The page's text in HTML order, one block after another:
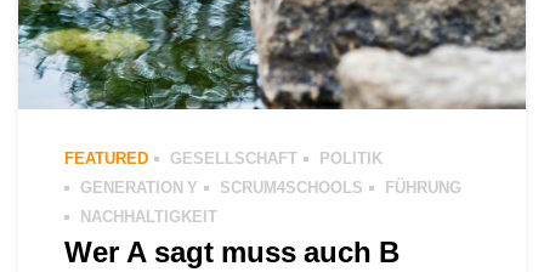
FEATURED GESELLSCHAFT
POLITIK
GENERATION Y
SCRUM4SCHOOLS
FÜHRUNG
NACHHALTIGKEIT
Wer A sagt muss auch B